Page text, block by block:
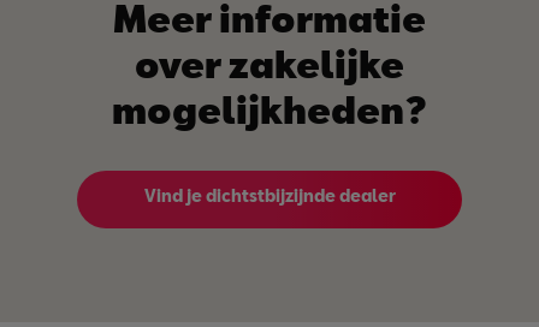
Meer informatie
over zakelijke
mogelijkheden?
Vind je dichtstbijzijnde dealer